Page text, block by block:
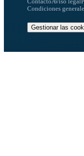
ContactoAviso legal
Condiciones
Gestionar las